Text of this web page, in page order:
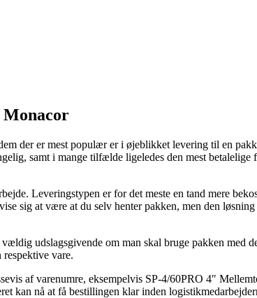
Monacor
der er mest populær er i øjeblikket levering til en
samt i mange tilfælde ligeledes den mest betalelige
Leveringstypen er for det meste en tand mere
sig at være at du selv henter pakken, men den løsning
udslagsgivende om man skal bruge pakken med
vare.
af varenumre, eksempelvis SP-4/60PRO 4″
kan nå at få bestillingen klar inden